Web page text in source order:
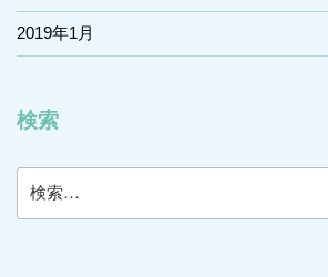
2019年1月
検索
索: